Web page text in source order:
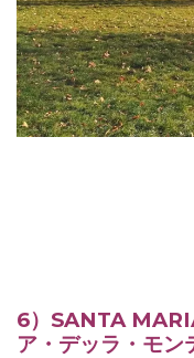
6）SANTA
ア・デッラ・モン